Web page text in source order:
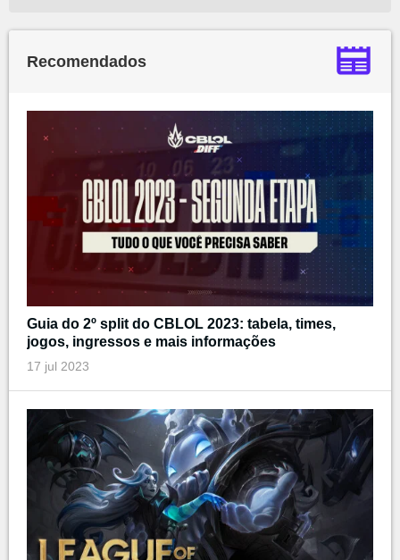
Recomendados
Guia do 2º split do CBLOL 2023: tabela, times,
jogos, ingressos e mais informações
17 jul 2023